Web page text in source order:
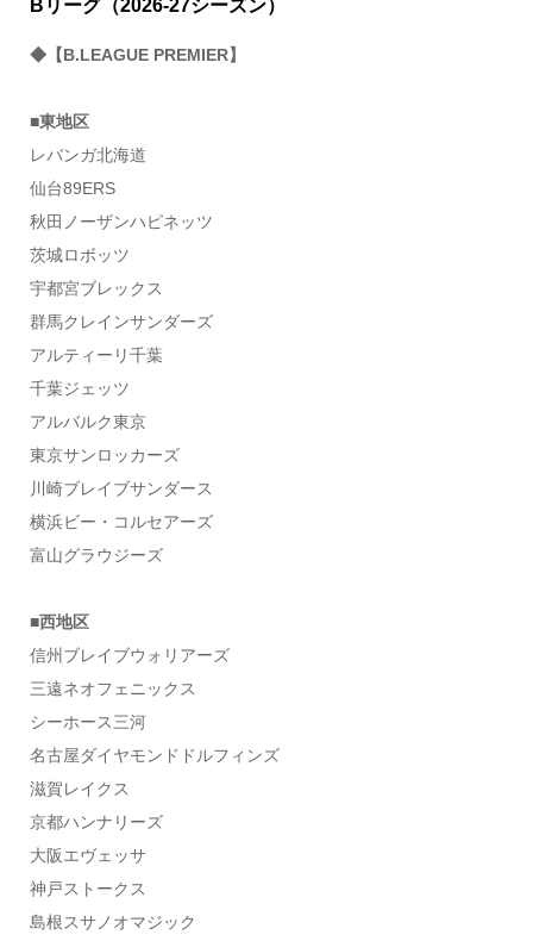
Bリーグ（2026-27シーズン）
◆【B.LEAGUE PREMIER】
■東地区
レバンガ北海道
仙台89ERS
秋田ノーザンハピネッツ
茨城ロボッツ
宇都宮ブレックス
群馬クレインサンダーズ
アルティーリ千葉
千葉ジェッツ
アルバルク東京
東京サンロッカーズ
川崎ブレイブサンダース
横浜ビー・コルセアーズ
富山グラウジーズ
■西地区
信州ブレイブウォリアーズ
三遠ネオフェニックス
シーホース三河
名古屋ダイヤモンドドルフィンズ
滋賀レイクス
京都ハンナリーズ
大阪エヴェッサ
神戸ストークス
島根スサノオマジック